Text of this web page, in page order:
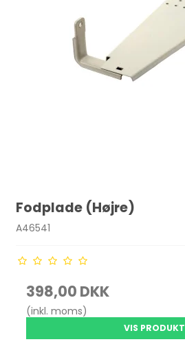
Fodplade (Højre)
A46541
398,00 DKK
(inkl. moms)
VIS PRODUKT